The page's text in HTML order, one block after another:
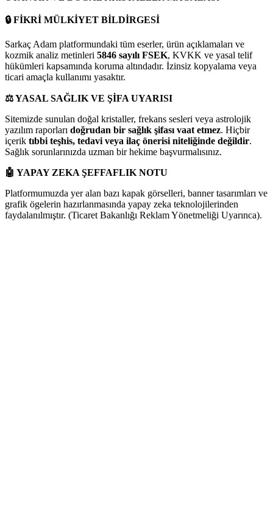
🔒FİKRİ MÜLKİYET BİLDİRGESİ
Sarkaç Adam platformundaki tüm eserler, ürün açıklamaları ve
kozmik analiz metinleri 5846 sayılı FSEK, KVKK ve yasal telif
hükümleri kapsamında koruma altındadır. İzinsiz kopyalama veya
ticari amaçla kullanımı yasaktır.
⚖️YASAL SAĞLIK VE ŞİFA UYARISI
Sitemizde sunulan doğal kristaller, frekans sesleri veya astrolojik
yazılım raporları doğrudan bir sağlık şifası vaat etmez. Hiçbir
içerik tıbbi teşhis, tedavi veya ilaç önerisi niteliğinde değildir.
Sağlık sorunlarınızda uzman bir hekime başvurmalısınız.
🤖 YAPAY ZEKA ŞEFFAFLIK NOTU
Platformumuzda yer alan bazı kapak görselleri, banner tasarımları ve
grafik ögelerin hazırlanmasında yapay zeka teknolojilerinden
faydalanılmıştır. (Ticaret Bakanlığı Reklam Yönetmeliği Uyarınca).